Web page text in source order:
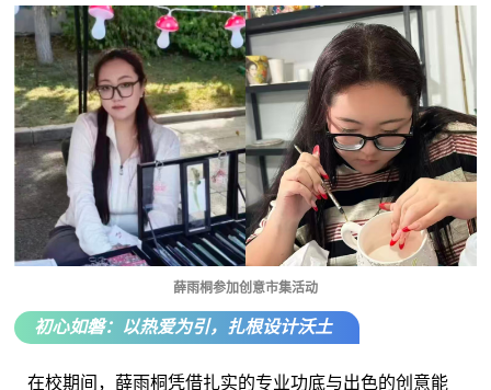
薛雨桐参加创意市集活动
初心如磐：以热爱为引，扎根设计沃土
在校期间，薛雨桐凭借扎实的专业功底与出色的创意能